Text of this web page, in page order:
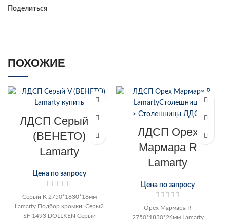
Поделиться
ПОХОЖИЕ
ЛДСП Серый V
(ВЕНЕТО)
Lamarty
Цена по запросу
Серый К 2750*1830*16мм
Lamarty Подбор кромки: Серый
SF 1493 DOLLKEN Серый
ЛДСП Орех
Мармара R
Lamarty
Цена по запросу
Орех Мармара R
2750*1830*26мм Lamarty